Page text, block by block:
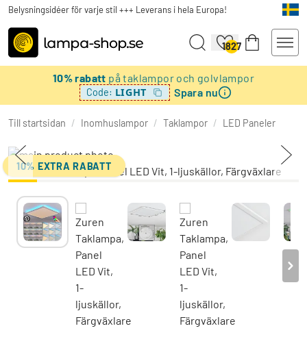
Belysningsidéer för varje stil +++ Leverans i hela Europa!
1827
10% rabatt på taklampor och golvlampor
Code: LIGHT Spara nu
Till startsidan / Inomhuslampor / Taklampor / LED Paneler
10% EXTRA RABATT